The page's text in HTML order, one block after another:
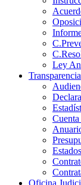
Ley
Transparencia
Oficina